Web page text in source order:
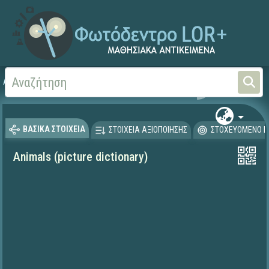
Αρχική Ξένες Γλώσσες -
ΒΑΣΙΚΑ ΣΤΟΙΧΕΙΑ ΣΤΟΙΧΕΙΑ ΑΞΙΟΠΟΙΗΣΗΣ ΣΤΟΧΕΥΟΜΕΝΟ
Animals (picture dictionary)